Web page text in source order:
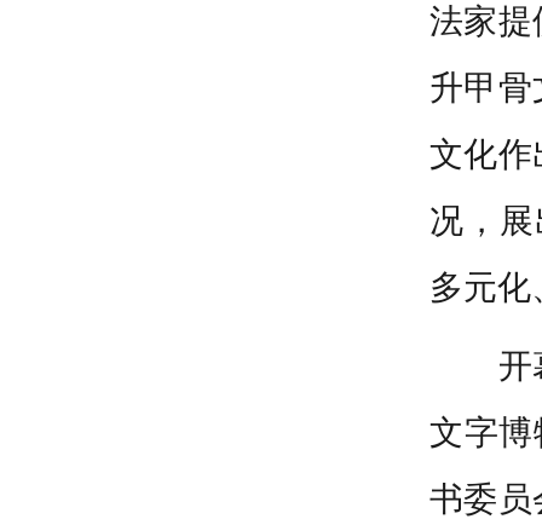
法家提
升甲
文化作
况，
多元化
开
文字博
书委员